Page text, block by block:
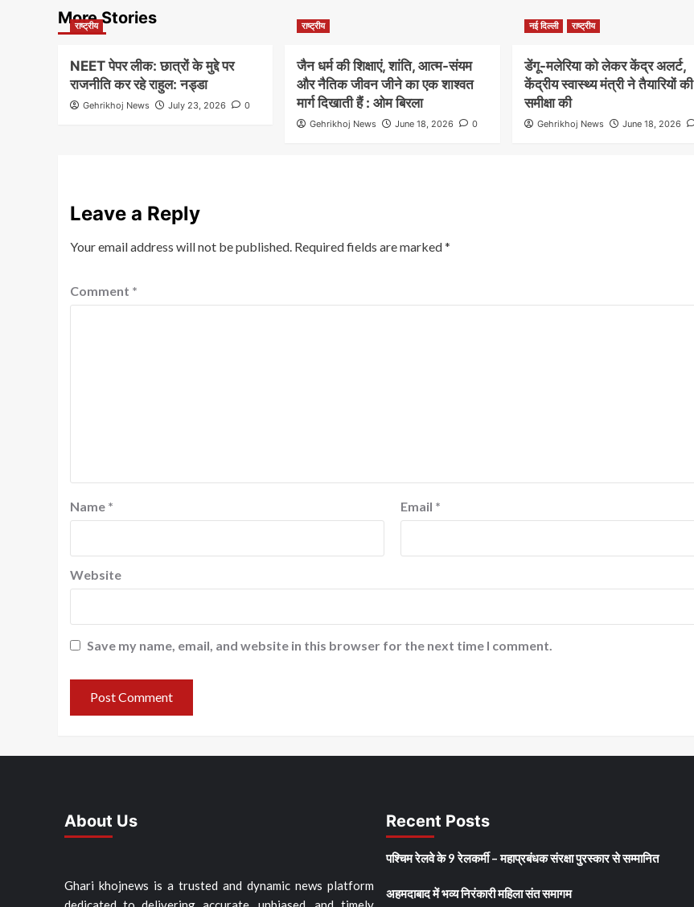
More Stories
राष्ट्रीय
NEET पेपर लीक: छात्रों के मुद्दे पर
राजनीति कर रहे राहुल: नड्डा
Gehrikhoj News July 23, 2026 0
राष्ट्रीय
जैन धर्म की शिक्षाएं, शांति, आत्म-संयम
और नैतिक जीवन जीने का एक शाश्वत
मार्ग दिखाती हैं : ओम बिरला
Gehrikhoj News June 18, 2026 0
नई दिल्ली राष्ट्रीय
डेंगू-मलेरिया को लेकर केंद्र अलर्ट,
केंद्रीय स्वास्थ्य मंत्री ने तैयारियों की
समीक्षा की
Gehrikhoj News June 18, 2026
Leave a Reply
Your email address will not be published. Required fields are marked*
Comment *
Name * Email *
Website
Save my name, email, and website in this browser for the next time I comment.
About Us
Ghari khojnews is a trusted and dynamic news platform
Recent Posts
पश्चिम रेलवे के 9 रेलकर्मी – महाप्रबंधक संरक्षा पुरस्कार से सम्मानित
अहमदाबाद में भव्य निरंकारी महिला संत समागम